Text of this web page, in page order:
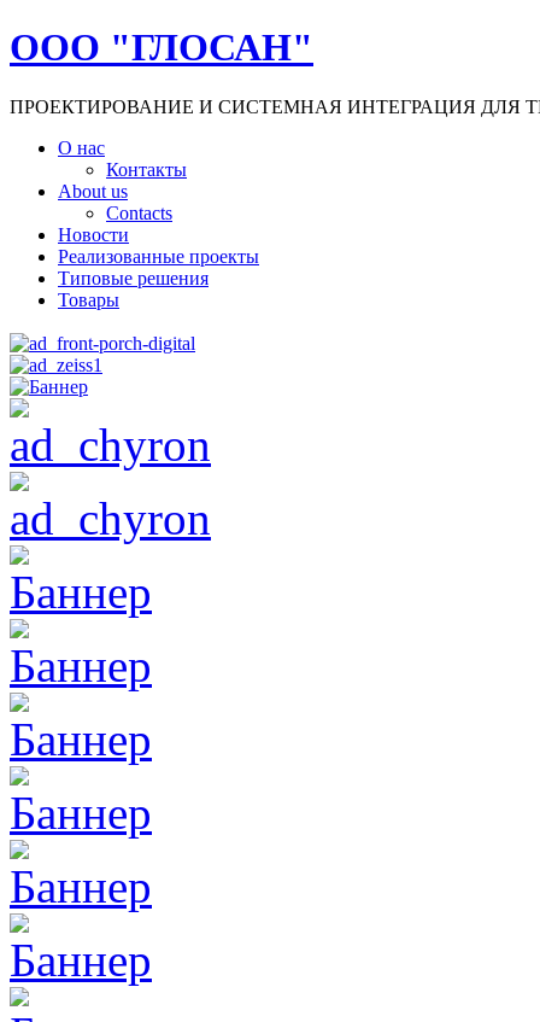
ООО "ГЛОСАН"
ПРОЕКТИРОВАНИЕ И СИСТЕМНАЯ ИНТЕГРАЦИЯ ДЛЯ
О нас
Контакты
About us
Contacts
Новости
Реализованные проекты
Типовые решения
Товары